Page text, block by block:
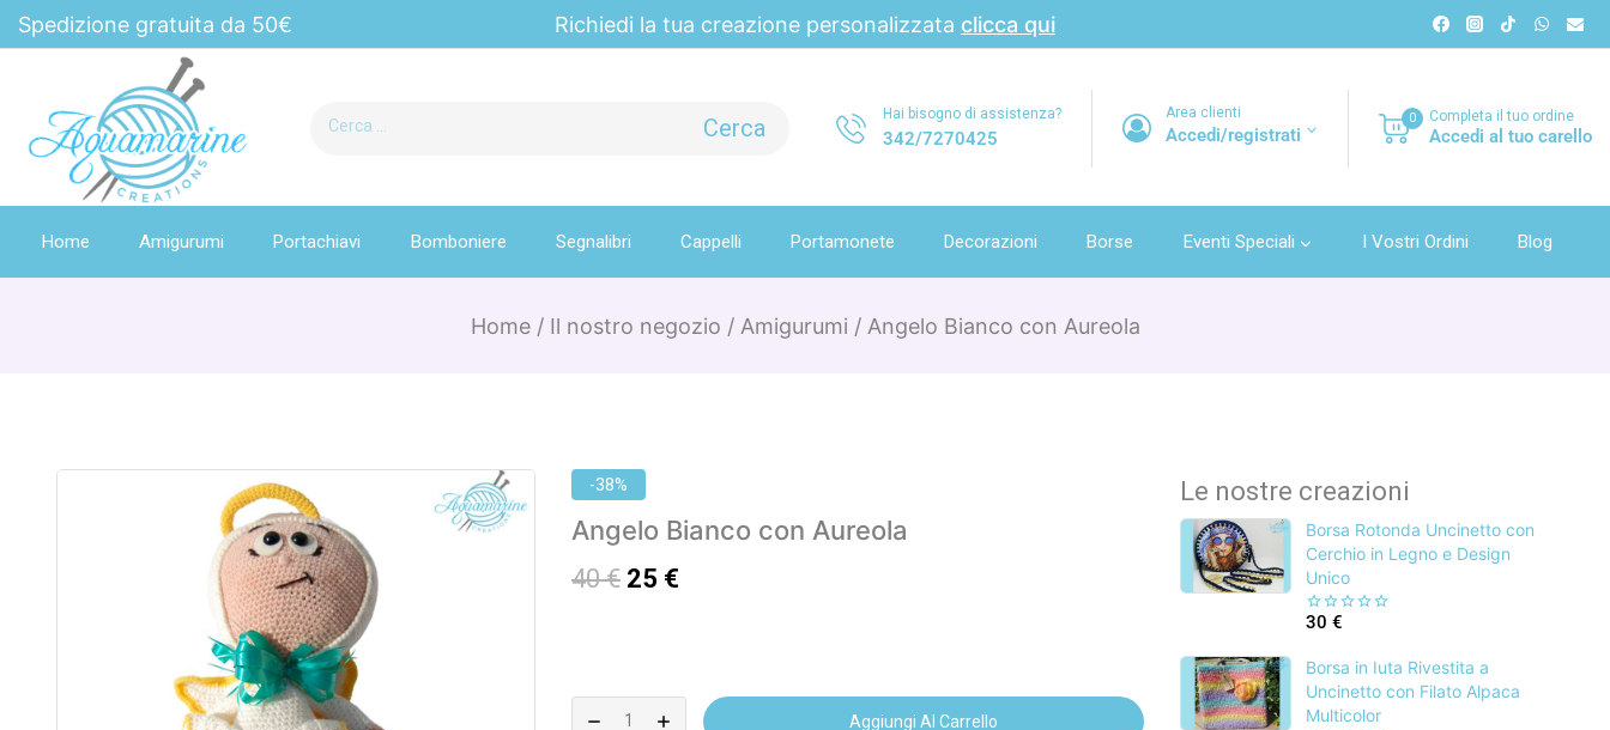
Spedizione gratuita da 50€ Richiedi la tua creazione personalizzata clicca qui
Hai bisogno di assistenza?
342/7270425
Area clienti
Accedi/registrati
0 Completa il tuo ordine
Accedi al tuo carello
Home Amigurumi Portachiavi Bomboniere Segnalibri Cappelli Portamonete Decorazioni Borse Eventi Speciali I Vostri Ordini Blog
Home / Il nostro negozio / Amigurumi / Angelo Bianco con Aureola
Le nostre creazioni
Borsa Rotonda Uncinetto con
Cerchio in Legno e Design
Unico
0
of
5
30€
Borsa in Iuta Rivestita a
Uncinetto con Filato Alpaca
Multicolor
-38%
Angelo Bianco con Aureola
40€ 25 €
Aggiungi Al Carrello